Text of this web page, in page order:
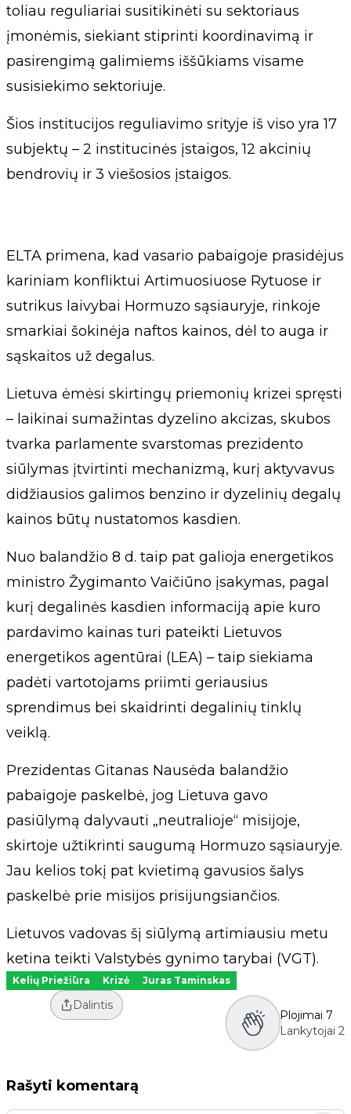
toliau reguliariai susitikinėti su sektoriaus
įmonėmis, siekiant stiprinti koordinavimą ir
pasirengimą galimiems iššūkiams visame
susisiekimo sektoriuje.
Šios institucijos reguliavimo srityje iš viso yra 17
subjektų – 2 institucinės įstaigos, 12 akcinių
bendrovių ir 3 viešosios įstaigos.
ELTA primena, kad vasario pabaigoje prasidėjus
kariniam konfliktui Artimuosiuose Rytuose ir
sutrikus laivybai Hormuzo sąsiauryje, rinkoje
smarkiai šokinėja naftos kainos, dėl to auga ir
sąskaitos už degalus.
Lietuva ėmėsi skirtingų priemonių krizei spręsti
– laikinai sumažintas dyzelino akcizas, skubos
tvarka parlamente svarstomas prezidento
siūlymas įtvirtinti mechanizmą, kurį aktyvavus
didžiausios galimos benzino ir dyzelinių degalų
kainos būtų nustatomos kasdien.
Nuo balandžio 8 d. taip pat galioja energetikos
ministro Žygimanto Vaičiūno įsakymas, pagal
kurį degalinės kasdien informaciją apie kuro
pardavimo kainas turi pateikti Lietuvos
energetikos agentūrai (LEA) – taip siekiama
padėti vartotojams priimti geriausius
sprendimus bei skaidrinti degalinių tinklų
veiklą.
Prezidentas Gitanas Nausėda balandžio
pabaigoje paskelbė, jog Lietuva gavo
pasiūlymą dalyvauti „neutralioje“ misijoje,
skirtoje užtikrinti saugumą Hormuzo sąsiauryje.
Jau kelios tokį pat kvietimą gavusios šalys
paskelbė prie misijos prisijungsiančios.
Lietuvos vadovas šį siūlymą artimiausiu metu
ketina teikti Valstybės gynimo tarybai (VGT).
Kelių Priežiūra Krizė Juras Taminskas
Dalintis
Plojimai 7
Lankytojai 2
Rašyti komentarą